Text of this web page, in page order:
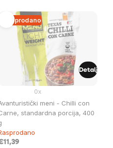
Rasprodano
meni - Chilli con
standardna porcija, 400
0x
Detalj